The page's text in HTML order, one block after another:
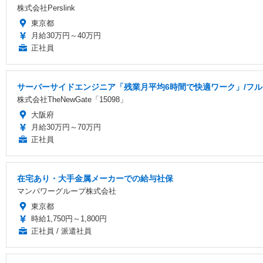
株式会社Perslink
東京都
月給30万円～40万円
正社員
サーバーサイドエンジニア「残業月平均6時間で快適ワーク」/フ
株式会社TheNewGate「15098」
大阪府
月給30万円～70万円
正社員
在宅あり・大手金属メーカーでの給与社保
マンパワーグループ株式会社
東京都
時給1,750円～1,800円
正社員 / 派遣社員